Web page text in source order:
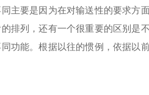
主要是因为在对输送性的要求方
排列，还有一个很重要的区别是
功能。根据以往的惯例，依据以